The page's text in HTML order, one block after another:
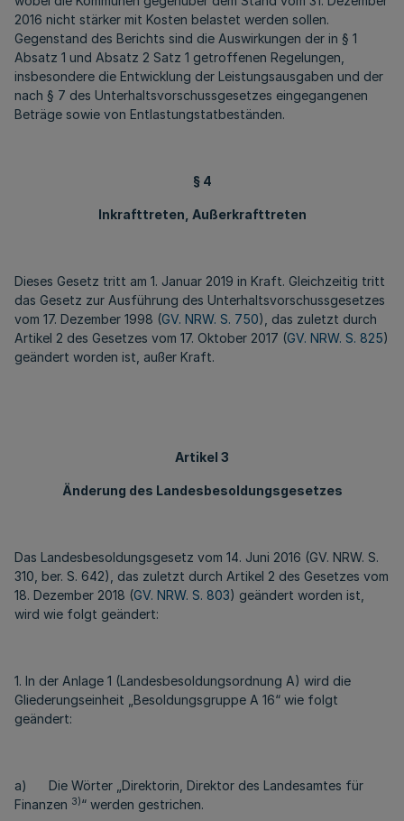
2016 nicht stärker mit Kosten belastet werden sollen.
Gegenstand des Berichts sind die Auswirkungen der in § 1
Absatz 1 und Absatz 2 Satz 1 getroffenen Regelungen,
insbesondere die Entwicklung der Leistungsausgaben und der
nach § 7 des Unterhaltsvorschussgesetzes eingegangenen
Beträge sowie von Entlastungstatbeständen.
§ 4
Inkrafttreten, Außerkrafttreten
Dieses Gesetz tritt am 1. Januar 2019 in Kraft. Gleichzeitig tritt
das Gesetz zur Ausführung des Unterhaltsvorschussgesetzes
vom 17. Dezember 1998 (GV. NRW. S. 750), das zuletzt durch
Artikel 2 des Gesetzes vom 17. Oktober 2017 (GV. NRW. S. 825)
geändert worden ist, außer Kraft.
Artikel 3
Änderung des Landesbesoldungsgesetzes
Das Landesbesoldungsgesetz vom 14. Juni 2016 (GV. NRW. S.
310, ber. S. 642), das zuletzt durch Artikel 2 des Gesetzes vom
18. Dezember 2018 (GV. NRW. S. 803) geändert worden ist,
wird wie folgt geändert:
1. In der Anlage 1 (Landesbesoldungsordnung A) wird die
Gliederungseinheit „Besoldungsgruppe A 16“ wie folgt
geändert:
a) Die Wörter „Direktorin, Direktor des Landesamtes für
Finanzen 3)“ werden gestrichen.